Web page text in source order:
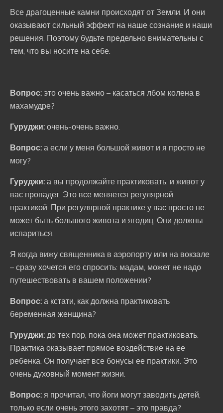
Все драгоценные камни происходят от Земли. И они
оказывают сильный эффект на наше сознание и наши
решения. Поэтому будьте предельно внимательны с
тем, что вы носите на себе.
Вопрос: это очень важно – касаться лбом колена в
махамудре?
Гуруджи: очень-очень важно.
Вопрос: а если у меня большой живот и я просто не
могу?
Гуруджи: а вы продолжайте практиковать, и живот у
вас пропадет. Это все меняется регулярной
практикой. При регулярной практике у вас просто не
может быть большого живота и ягодиц. Они должны
испариться.
Я когда вижу священника в аэропорту или на вокзале
– сразу хочется его спросить: мадам, может не надо
путешествовать в вашем положении?
Вопрос: а кстати, как должна практиковать
беременная женщина?
Гуруджи: до тех пор, пока она может практиковать.
Практика оказывает прямое воздействие на ее
ребенка. Он получает все бонусы ее практики. Это
очень духовный момент жизни.
Вопрос: я прочитал, что йоги могут заводить детей,
только если очень этого захотят – это правда?